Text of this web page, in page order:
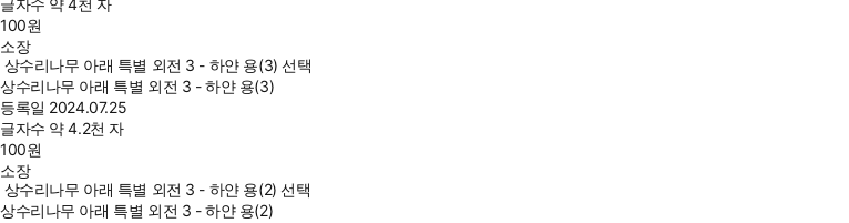
글자수 약 4천 자
100원
소장
상수리나무 아래 특별 외전 3 - 하얀 용(3) 선택
상수리나무 아래 특별 외전 3 - 하얀 용(3)
등록일 2024.07.25
글자수 약 4.2천 자
100원
소장
상수리나무 아래 특별 외전 3 - 하얀 용(2) 선택
상수리나무 아래 특별 외전 3 - 하얀 용(2)